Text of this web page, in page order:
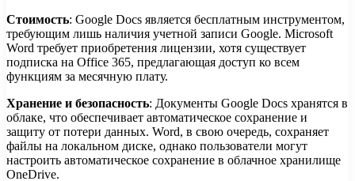
Стоимость: Google Docs является бесплатным инструментом,
требующим лишь наличия учетной записи Google. Microsoft
Word требует приобретения лицензии, хотя существует
подписка на Office 365, предлагающая доступ ко всем
функциям за месячную плату.
Хранение и безопасность: Документы Google Docs хранятся в
облаке, что обеспечивает автоматическое сохранение и
защиту от потери данных. Word, в свою очередь, сохраняет
файлы на локальном диске, однако пользователи могут
настроить автоматическое сохранение в облачное хранилище
OneDrive.